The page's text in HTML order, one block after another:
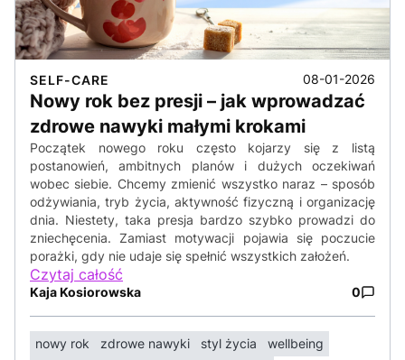
SELF-CARE 08-01-2026
Nowy rok bez presji – jak wprowadzać
zdrowe nawyki małymi krokami
Początek nowego roku często kojarzy się z listą
postanowień, ambitnych planów i dużych oczekiwań
wobec siebie. Chcemy zmienić wszystko naraz – sposób
odżywiania, tryb życia, aktywność fizyczną i organizację
dnia. Niestety, taka presja bardzo szybko prowadzi do
zniechęcenia. Zamiast motywacji pojawia się poczucie
porażki, gdy nie udaje się spełnić wszystkich założeń.
Czytaj całość
Kaja Kosiorowska 0
nowy rok zdrowe nawyki styl życia
wellbeing